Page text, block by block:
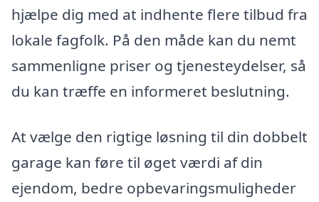
hjælpe dig med at indhente flere tilbud fra
lokale fagfolk. På den måde kan du nemt
sammenligne priser og tjenesteydelser, så
du kan træffe en informeret beslutning.
At vælge den rigtige løsning til din dobbelt
garage kan føre til øget værdi af din
ejendom, bedre opbevaringsmuligheder